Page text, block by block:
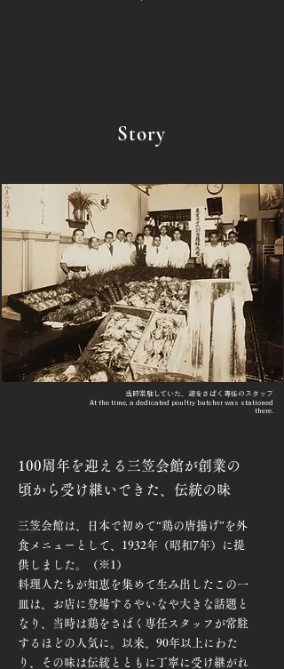
Story
当時常駐していた、​鶏をさばく専任のスタッフ
At the time, a dedicated poultry butcher was stationed
there.
100周年を迎える三笠会館が創業の
頃から 受け継いできた、伝統の味
三笠会館は、日本で初めて“鶏の唐揚げ”を外
食メニューとして、1932年（昭和7年）に提
供しました。（※1）
料理人たちが知恵を集めて生み出したこの一
皿は、お店に登場するやいなや大きな話題と
なり、当時は鶏をさばく専任スタッフが常駐
するほどの人気に。以来、90年以上にわた
り、その味は伝統とともに丁寧に受け継がれ